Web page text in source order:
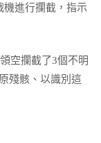
機進行攔截，指示
空攔截了3個不明
殘骸、以識別這